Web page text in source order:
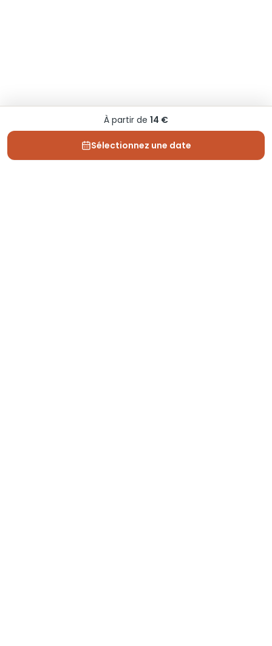
À partir de 14 €
Sélectionnez une date